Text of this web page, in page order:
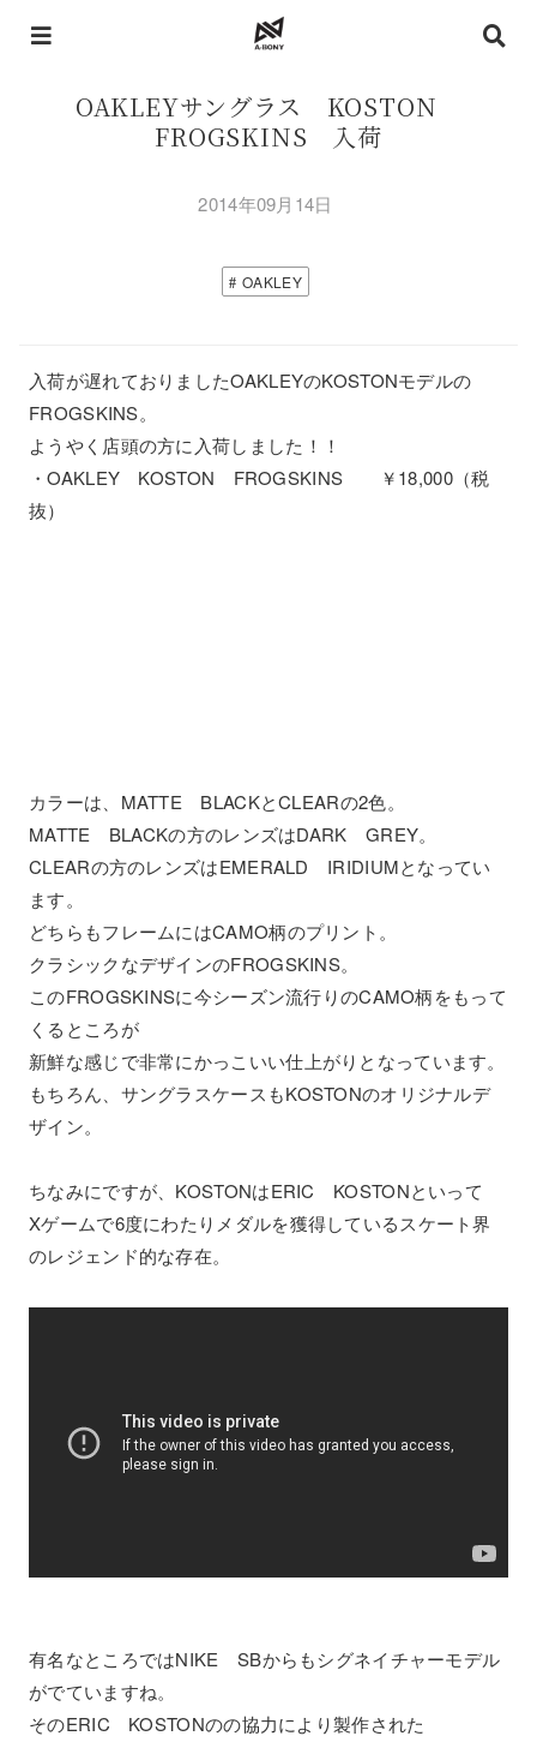
OAKLEYサングラス KOSTON
FROGSKINS 入荷
2014年09月14日
OAKLEY
入荷が遅れておりましたOAKLEYのKOSTONモデルの
FROGSKINS。
ようやく店頭の方に入荷しました！！
・OAKLEY KOSTON FROGSKINS ￥18,000（税
抜）
カラーは、MATTE BLACKとCLEARの2色。
MATTE BLACKの方のレンズはDARK GREY。
CLEARの方のレンズはEMERALD IRIDIUMとなってい
ます。
どちらもフレームにはCAMO柄のプリント。
クラシックなデザインのFROGSKINS。
このFROGSKINSに今シーズン流行りのCAMO柄をもって
くるところが
新鮮な感じで非常にかっこいい仕上がりとなっています。
もちろん、サングラスケースもKOSTONのオリジナルデ
ザイン。
ちなみにですが、KOSTONはERIC KOSTONといって
Xゲームで6度にわたりメダルを獲得しているスケート界
のレジェンド的な存在。
有名なところではNIKE SBからもシグネイチャーモデル
がでていますね。
そのERIC KOSTONのの協力により製作された